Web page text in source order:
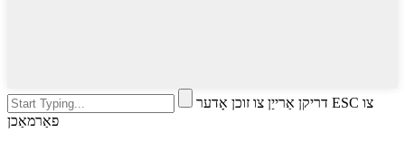
דריקן אַרייַן צו זוכן אָדער ESC צו
פאַרמאַכן